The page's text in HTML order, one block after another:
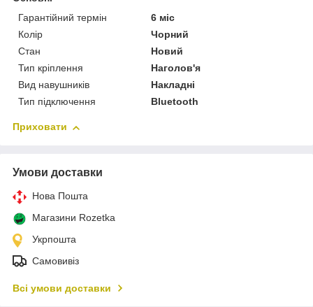
Гарантійний термін
6 міс
Колір
Чорний
Стан
Новий
Тип кріплення
Наголов'я
Вид навушників
Накладні
Тип підключення
Bluetooth
Приховати
Умови доставки
Нова Пошта
Магазини Rozetka
Укрпошта
Самовивіз
Всі умови доставки